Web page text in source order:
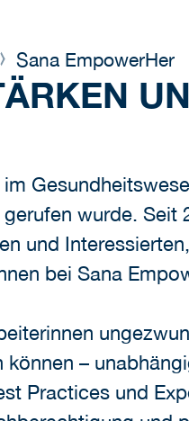
Sana EmpowerHer
wurde. Seit
und
bei Sana
–
Practices und